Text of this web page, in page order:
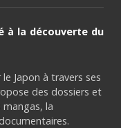
à la découverte du
Japon à travers ses
des dossiers et
mangas, la